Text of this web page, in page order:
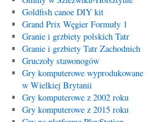
Goldfish canoe DIY kit
Grand Prix Węgier Formuły 1
Granie i grzbiety polskich Tatr
Granie i grzbiety Tatr Zachodnich
Gruczoły stawonogów
Gry komputerowe wyprodukowane
w Wielkiej Brytanii
Gry komputerowe z 2002 roku
Gry komputerowe z 2015 roku